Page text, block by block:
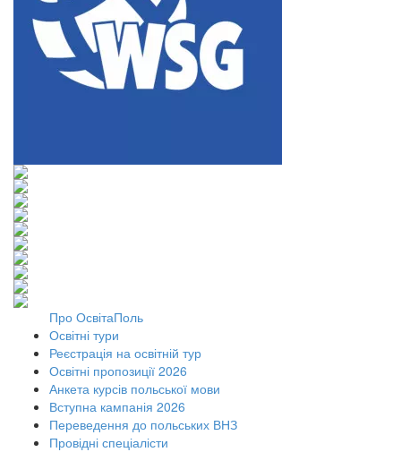
Про ОсвітаПоль
Освітні тури
Реєстрація на освітній тур
Освітні пропозиції 2026
Анкета курсів польської мови
Вступна кампанія 2026
Переведення до польських ВНЗ
Провідні спеціалісти